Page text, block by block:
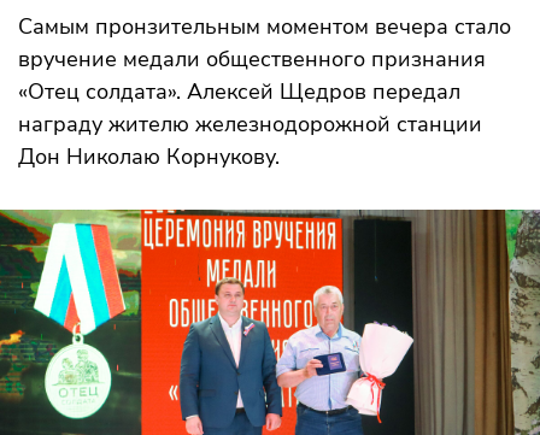
Самым пронзительным моментом вечера стало
вручение медали общественного признания
«Отец солдата». Алексей Щедров передал
награду жителю железнодорожной станции
Дон Николаю Корнукову.